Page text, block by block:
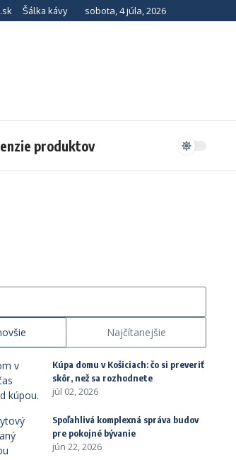
Šálka kávy sobota, 4 júla, 2026
produktov
Najčítanejšie
Kúpa domu v Košiciach: čo si preveriť
skôr, než sa rozhodnete
júl 02, 2026
Spoľahlivá komplexná správa budov
pre pokojné bývanie
jún 22, 2026